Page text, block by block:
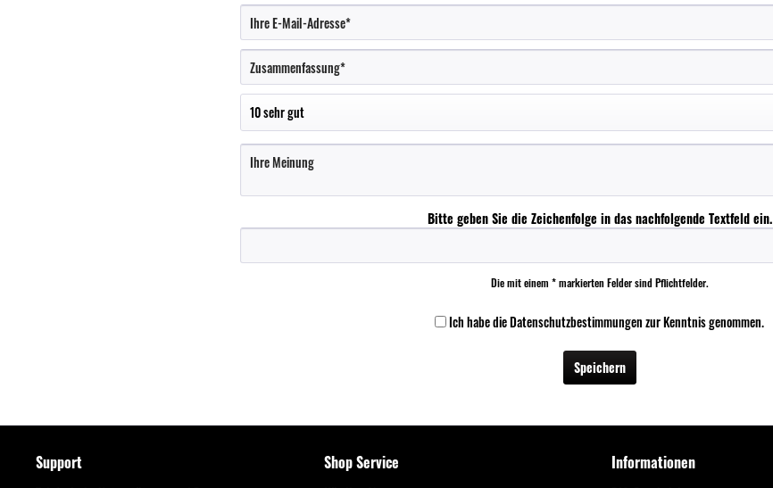
Bitte geben Sie die Zeichenfolge in das nachfolgende Textfeld ein.
Die mit einem * markierten Felder sind Pflichtfelder.
Ich habe dieDatenschutzbestimmungenzur Kenntnis genommen.
Speichern
Support Shop Service Informationen